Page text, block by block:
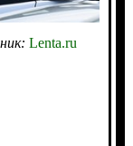
Lenta.ru